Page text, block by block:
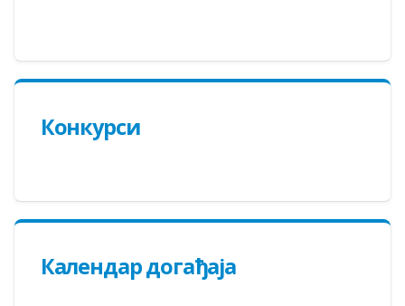
Конкурси
Календар догађаја